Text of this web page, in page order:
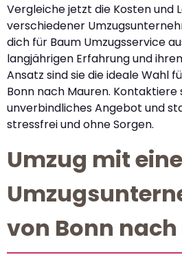
Vergleiche jetzt die Kosten und
verschiedener
dich für Baum Umzugsservice
langjährigen Erfahrung und
Ansatz sind sie die ideale Wahl
Bonn nach Mauren.
unverbindliches Angebot und
stressfrei und ohne Sorgen.
Umzug mit
von Bonn